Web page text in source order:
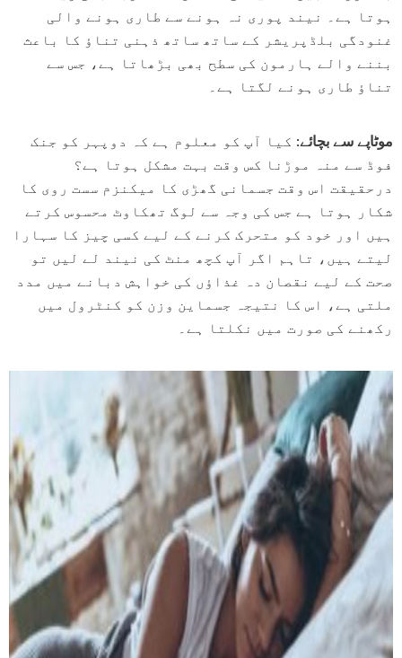
ہوتا ہے۔ نیند پوری نہ ہونے سے طاری ہونے والی
غنودگی بلڈپریشر کے ساتھ ساتھ ذہنی تناؤ کا باعث
بننے والے ہارمون کی سطح بھی بڑھاتا ہے، جس سے
تناؤ طاری ہونے لگتا ہے۔
موٹاپے سے بچائے: کیا آپ کو معلوم ہے کہ دوپہر کو جنک
فوڈ سے منہ موڑنا کس وقت بہت مشکل ہوتا ہے؟
درحقیقت اس وقت جسمانی گھڑی کا میکنزم سست روی کا
شکار ہوتا ہے جس کی وجہ سے لوگ تھکاوٹ محسوس کرتے
ہیں اور خود کو متحرک کرنے کے لیے کسی چیز کا سہارا
لیتے ہیں، تاہم اگر آپ کچھ منٹ کی نیند لے لیں تو
صحت کے لیے نقصان دہ غذاؤں کی خواہش دبانے میں مدد
ملتی ہے، اس کا نتیجہ جسماین وزن کو کنٹرول میں
رکھنے کی صورت میں نکلتا ہے۔